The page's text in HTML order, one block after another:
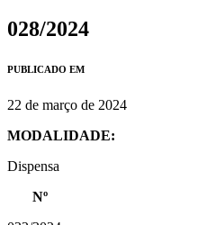
028/2024
PUBLICADO EM
22 de março de 2024
MODALIDADE:
Dispensa
Nº